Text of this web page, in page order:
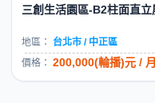
三創生活園區-B2柱面直立
地區：
台北市 / 中正區
價格： 200,000(輪播)元 / 月